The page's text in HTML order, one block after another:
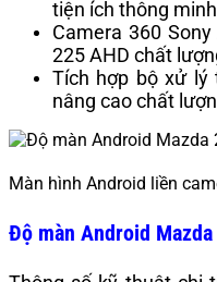
tiện ích thông
Camera 360
225 AHD chất
Tích hợp bộ xử lý
nâng cao chất
Màn hình Android liền
Độ màn Android